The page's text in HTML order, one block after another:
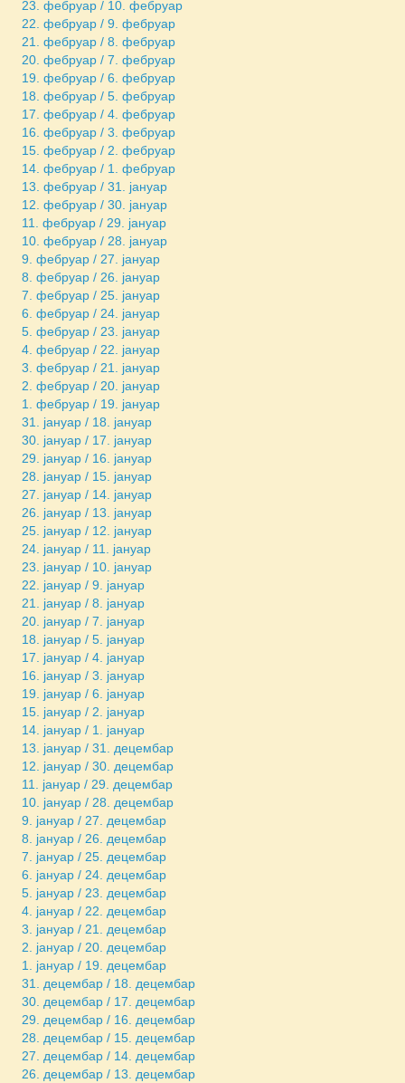
23. фебруар / 10. фебруар
22. фебруар / 9. фебруар
21. фебруар / 8. фебруар
20. фебруар / 7. фебруар
19. фебруар / 6. фебруар
18. фебруар / 5. фебруар
17. фебруар / 4. фебруар
16. фебруар / 3. фебруар
15. фебруар / 2. фебруар
14. фебруар / 1. фебруар
13. фебруар / 31. јануар
12. фебруар / 30. јануар
11. фебруар / 29. јануар
10. фебруар / 28. јануар
9. фебруар / 27. јануар
8. фебруар / 26. јануар
7. фебруар / 25. јануар
6. фебруар / 24. јануар
5. фебруар / 23. јануар
4. фебруар / 22. јануар
3. фебруар / 21. јануар
2. фебруар / 20. јануар
1. фебруар / 19. јануар
31. јануар / 18. јануар
30. јануар / 17. јануар
29. јануар / 16. јануар
28. јануар / 15. јануар
27. јануар / 14. јануар
26. јануар / 13. јануар
25. јануар / 12. јануар
24. јануар / 11. јануар
23. јануар / 10. јануар
22. јануар / 9. јануар
21. јануар / 8. јануар
20. јануар / 7. јануар
18. јануар / 5. јануар
17. јануар / 4. јануар
16. јануар / 3. јануар
19. јануар / 6. јануар
15. јануар / 2. јануар
14. јануар / 1. јануар
13. јануар / 31. децембар
12. јануар / 30. децембар
11. јануар / 29. децембар
10. јануар / 28. децембар
9. јануар / 27. децембар
8. јануар / 26. децембар
7. јануар / 25. децембар
6. јануар / 24. децембар
5. јануар / 23. децембар
4. јануар / 22. децембар
3. јануар / 21. децембар
2. јануар / 20. децембар
1. јануар / 19. децембар
31. децембар / 18. децембар
30. децембар / 17. децембар
29. децембар / 16. децембар
28. децембар / 15. децембар
27. децембар / 14. децембар
26. децембар / 13. децембар